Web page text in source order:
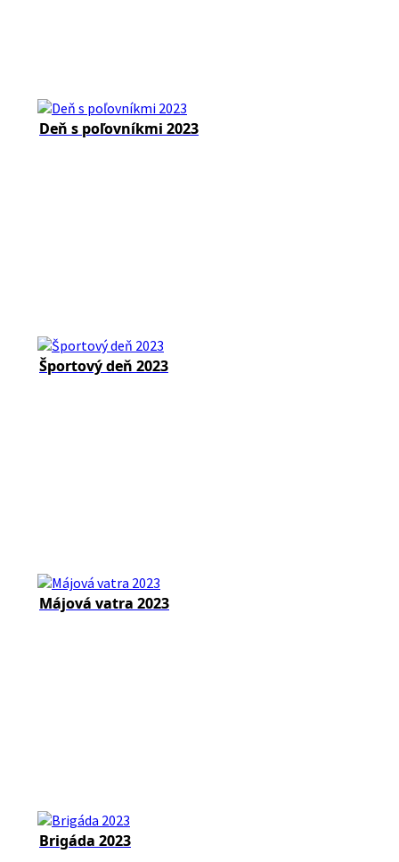
Deň s poľovníkmi 2023
Športový deň 2023
Májová vatra 2023
Brigáda 2023